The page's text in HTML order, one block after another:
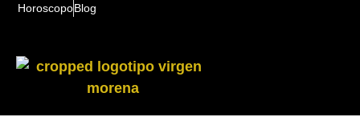
HoroscopoBlog